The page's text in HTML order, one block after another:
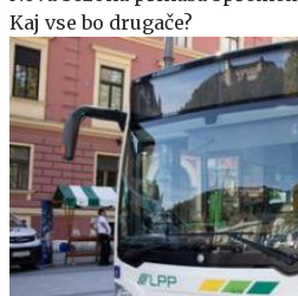
Kaj vse bo drugače?